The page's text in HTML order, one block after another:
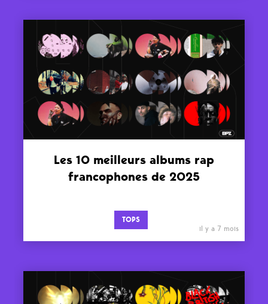
Les 10 meilleurs albums rap
francophones de 2025
TOPS
il y a 7 mois